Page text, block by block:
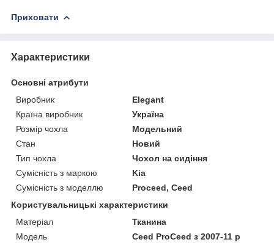
Приховати
Характеристики
Основні атрибути
Виробник
Elegant
Країна виробник
Україна
Розмір чохла
Модельний
Стан
Новий
Тип чохла
Чохол на сидіння
Сумісність з маркою
Kia
Сумісність з моделлю
Proceed, Ceed
Користувальницькі характеристики
Матеріал
Тканина
Модель
Ceed ProCeed з 2007-11 р